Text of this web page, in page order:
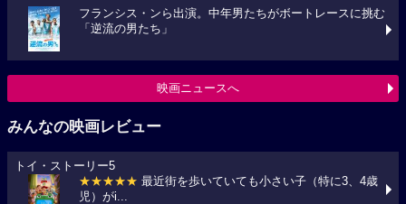
フランシス・ンら出演。中年男たちがボートレースに挑む
「逆流の男たち」
映画ニュースへ
みんなの映画レビュー
トイ・ストーリー5
★★★★★ 最近街を歩いていても小さい子（特に3、4歳
児）がi...